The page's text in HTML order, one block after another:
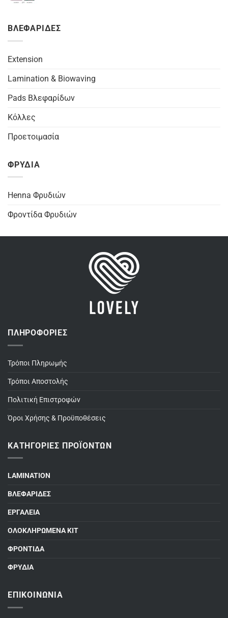
ΒΛΕΦΑΡΙΔΕΣ
Extension
Lamination & Biowaving
Pads Βλεφαρίδων
Κόλλες
Προετοιμασία
ΦΡΥΔΙΑ
Henna Φρυδιών
Φροντίδα Φρυδιών
ΠΛΗΡΟΦΟΡΊΕΣ
Τρόποι Πληρωμής
Τρόποι Αποστολής
Πολιτική Επιστροφών
Όροι Χρήσης & Προϋποθέσεις
ΚΑΤΗΓΟΡΊΕΣ ΠΡΟΪΌΝΤΩΝ
LAMINATION
ΒΛΕΦΑΡΙΔΕΣ
ΕΡΓΑΛΕΙΑ
ΟΛΟΚΛΗΡΩΜΕΝΑ ΚΙΤ
ΦΡΟΝΤΙΔΑ
ΦΡΥΔΙΑ
ΕΠΙΚΟΙΝΩΝΊΑ